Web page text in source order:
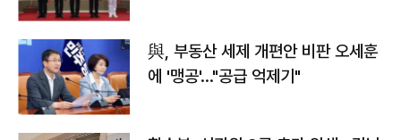
與, 부동산 세제 개편안 비판 오세훈
에 '맹공'…"공급 억제기"